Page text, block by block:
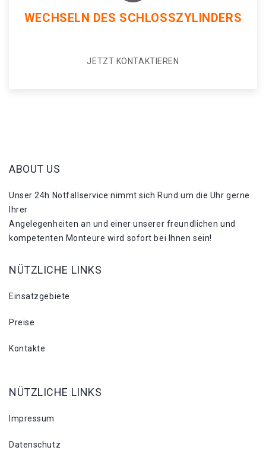
WECHSELN DES SCHLOSSZYLINDERS
JETZT KONTAKTIEREN
ABOUT US
Unser 24h Notfallservice nimmt sich Rund um die Uhr gerne
Ihrer
Angelegenheiten an und einer unserer freundlichen und
kompetenten Monteure wird sofort bei Ihnen sein!
NÜTZLICHE LINKS
Einsatzgebiete
Preise
Kontakte
NÜTZLICHE LINKS
Impressum
Datenschutz